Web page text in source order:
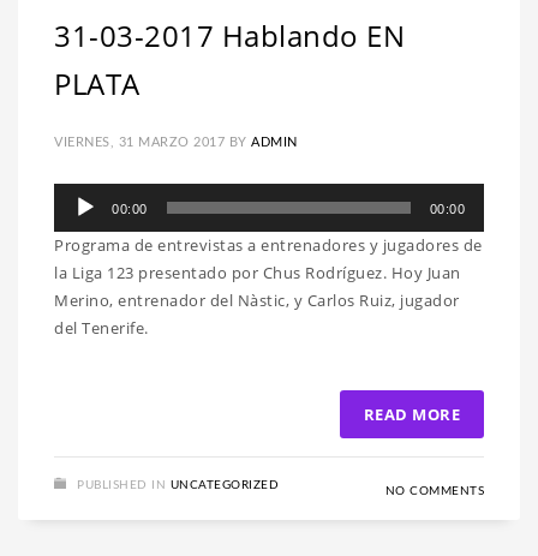
31-03-2017 Hablando EN
PLATA
VIERNES, 31 MARZO 2017 BY ADMIN
Reproductor
audio
00:00 00:00
Programa de entrevistas a entrenadores y jugadores de
la Liga 123 presentado por Chus Rodríguez. Hoy Juan
Merino, entrenador del Nàstic, y Carlos Ruiz, jugador
del Tenerife.
READ MORE
PUBLISHED IN UNCATEGORIZED NO COMMENTS